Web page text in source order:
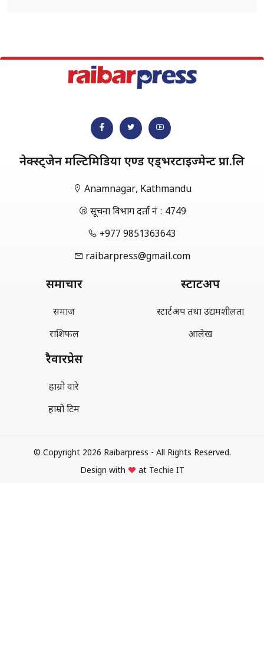
नेक्स्ट्जेन मल्टिमिडिया एण्ड एड्भरटाईज्मेन्ट प्रा.लि
Anamnagar, Kathmandu
सूचना विभाग दर्ता नं : 4749
+977 9851363643
raibarpress@gmail.com
समाचार
समाज
राशिफल
स्टार्टअप
स्टार्टअप तथा उद्यमशीलता
आलेख
रैवारप्रेस
हाम्रो वारे
हाम्रो टिम
© Copyright 2026 Raibarpress - All Rights Reserved.
Design with
at Techie IT